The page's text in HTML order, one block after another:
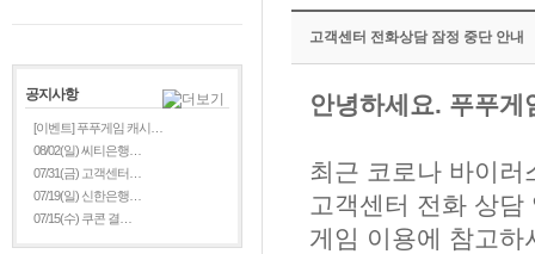
공지사항
[이벤트] 푸푸게임 캐시…
08/02(일) 씨티은행…
07/31(금) 고객센터…
07/19(일) 신한은행…
07/15(수) 쿠콘 결…
고객센터 전화상담 잠정 중단 안내
안녕하세요. 푸푸게
최근 코로나 바이
고객센터 전화 상담
게임 이용에 참고하